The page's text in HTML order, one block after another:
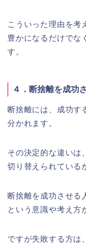
こういった理由を考
豊かになるだけでな
す。
４．断捨離を成功
断捨離には、成功す
分かれます。
その決定的な違いは
切り替えられている
断捨離を成功させる
という意識や考え方
ですが失敗する方は